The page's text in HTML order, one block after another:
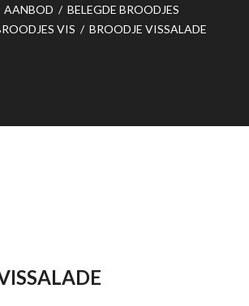
AANBOD / BELEGDE BROODJES
VIS / BROODJE VISSALADE